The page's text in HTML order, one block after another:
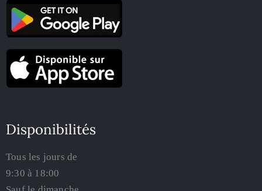
Disponibilités
Tous les jours de
9:30 à 18:00